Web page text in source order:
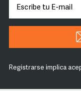
Registrarse implica